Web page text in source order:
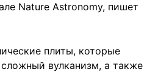
Nature Astronomy, пишет
плиты, которые
вулканизм, а также